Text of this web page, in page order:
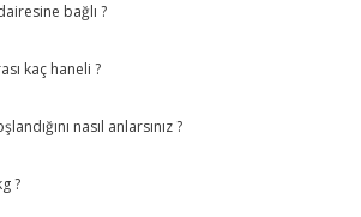
bağlı ?
kaç haneli ?
nasıl anlarsınız ?
?